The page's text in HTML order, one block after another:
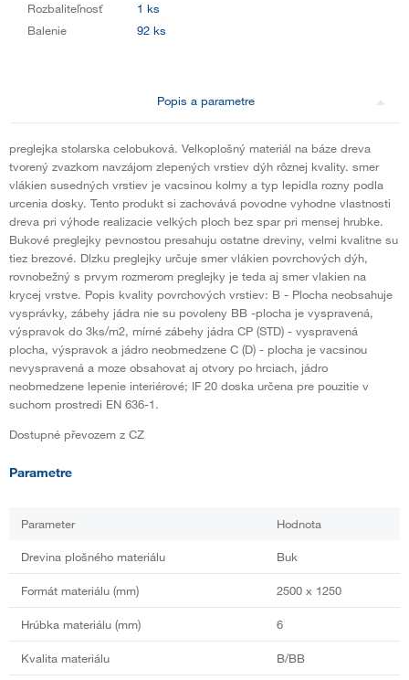
Rozbaliteľnosť
1 ks
Balenie
92 ks
Popis a parametre
preglejka stolarska celobuková. Velkoplošný materiál na báze dreva
tvorený zvazkom navzájom zlepených vrstiev dýh rôznej kvality. smer
vlákien susedných vrstiev je vacsinou kolmy a typ lepidla rozny podla
urcenia dosky. Tento produkt si zachovává povodne vyhodne vlastnosti
dreva pri výhode realizacie velkých ploch bez spar pri mensej hrubke.
Bukové preglejky pevnostou presahuju ostatne dreviny, velmi kvalitne su
tiez brezové. Dlzku preglejky určuje smer vlákien povrchových dýh,
rovnobežný s prvym rozmerom preglejky je teda aj smer vlakien na
krycej vrstve. Popis kvality povrchových vrstiev: B - Plocha neobsahuje
vysprávky, zábehy jádra nie su povoleny BB -plocha je vyspravená,
výspravok do 3ks/m2, mírné zábehy jádra CP (STD) - vyspravená
plocha, výspravok a jádro neobmedzene C (D) - plocha je vacsinou
nevyspravená a moze obsahovat aj otvory po hrciach, jádro
neobmedzene lepenie interiérové; IF 20 doska určena pre pouzitie v
suchom prostredi EN 636-1.
Dostupné převozem z CZ
Parametre
Parameter Hodnota
Drevina plošného materiálu Buk
Formát materiálu (mm) 2500 x 1250
Hrúbka materiálu (mm) 6
Kvalita materiálu B/BB